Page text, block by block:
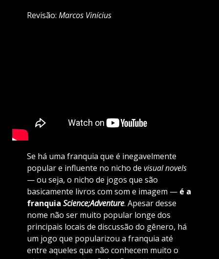
Revisão: Marcos Vinícius
Se há uma franquia que é inegavelmente
popular e influente no nicho de visual novels
— ou seja, o nicho de jogos que são
basicamente livros com som e imagem —é a
franquia Science;Adventure. Apesar desse
nome não ser muito popular longe dos
principais locais de discussão do gênero, há
um jogo que popularizou a franquia até
entre aqueles que não conhecem muito o